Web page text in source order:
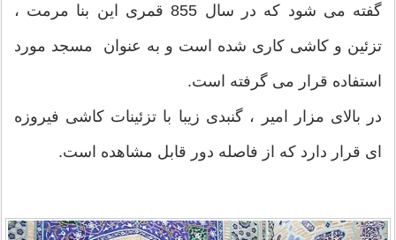
گفته می شود که در سال 855 قمری این بنا مرمت ،
تزئین و کاشی کاری شده است و به عنوان مسجد مورد
استفاده قرار می گرفته است.
در بالای مزار امیر ، گنبدی زیبا با تزئینات کاشی فیروزه
ای قرار دارد که از فاصله دور قابل مشاهده است.